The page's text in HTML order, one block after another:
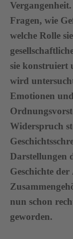
Fragen, wie
welche Rolle
sie konstruiert
wird
Emotionen
Widerspruch
Darstellungen
Geschichte
nun schon
geworden.